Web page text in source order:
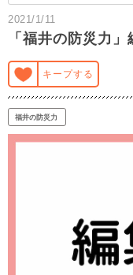
2021/1/11
「福井の防災力」
キープする
福井の防災力